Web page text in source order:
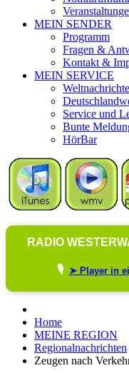
MEIN SENDER
Programm
Fragen &
Kontakt &
MEIN SERVICE
Service und
Bunte
HörBar
RADIO
🎙️ ➤ Player in
Home
MEINE REGION
Regionalnachrichten
Zeugen nach